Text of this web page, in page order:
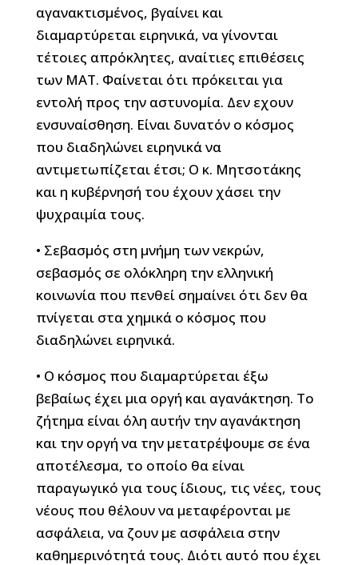
αγανακτισμένος, βγαίνει και
διαμαρτύρεται ειρηνικά, να γίνονται
τέτοιες απρόκλητες, αναίτιες επιθέσεις
των ΜΑΤ. Φαίνεται ότι πρόκειται για
εντολή προς την αστυνομία. Δεν εχουν
ενσυναίσθηση. Είναι δυνατόν ο κόσμος
που διαδηλώνει ειρηνικά να
αντιμετωπίζεται έτσι; Ο κ. Μητσοτάκης
και η κυβέρνησή του έχουν χάσει την
ψυχραιμία τους.
• Σεβασμός στη μνήμη των νεκρών,
σεβασμός σε ολόκληρη την ελληνική
κοινωνία που πενθεί σημαίνει ότι δεν θα
πνίγεται στα χημικά ο κόσμος που
διαδηλώνει ειρηνικά.
• Ο κόσμος που διαμαρτύρεται έξω
βεβαίως έχει μια οργή και αγανάκτηση. Το
ζήτημα είναι όλη αυτήν την αγανάκτηση
και την οργή να την μετατρέψουμε σε ένα
αποτέλεσμα, το οποίο θα είναι
παραγωγικό για τους ίδιους, τις νέες, τους
νέους που θέλουν να μεταφέρονται με
ασφάλεια, να ζουν με ασφάλεια στην
καθημερινότητά τους. Διότι αυτό που έχει